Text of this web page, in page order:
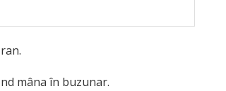
mâna în buzunar.